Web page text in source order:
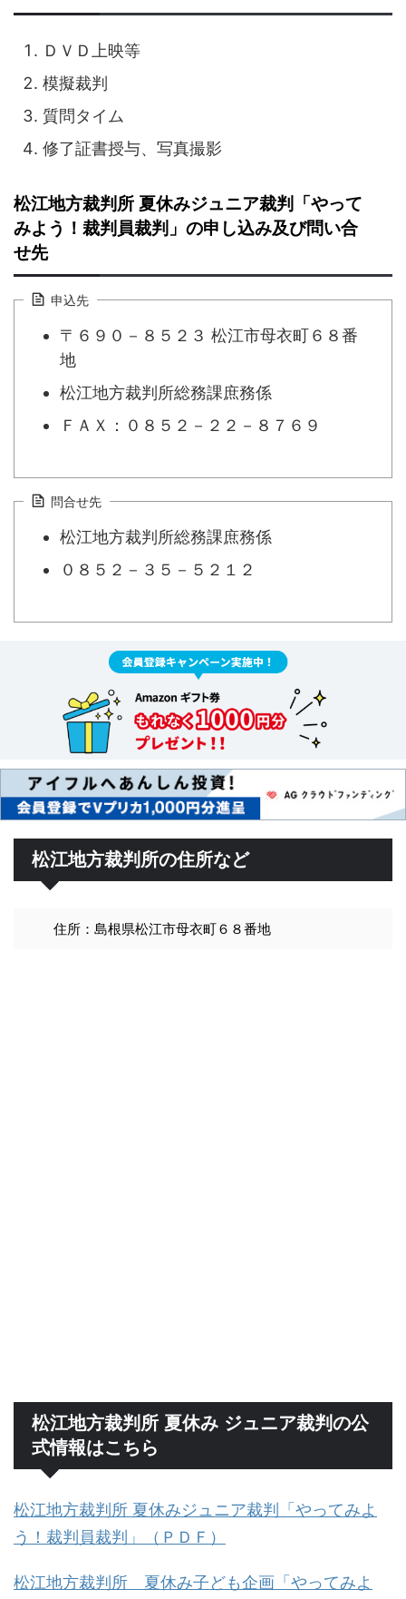
ＤＶＤ上映等
模擬裁判
質問タイム
修了証書授与、写真撮影
松江地方裁判所 夏休みジュニア裁判「やって
みよう！裁判員裁判」の申し込み及び問い合
せ先
申込先
〒６９０－８５２３ 松江市母衣町６８番
地
松江地方裁判所総務課庶務係
ＦＡＸ：０８５２－２２－８７６９
問合せ先
松江地方裁判所総務課庶務係
０８５２－３５－５２１２
松江地方裁判所の住所など
住所：島根県松江市母衣町６８番地
松江地方裁判所 夏休み ジュニア裁判の公
式情報はこちら
松江地方裁判所 夏休みジュニア裁判「やってみよ
う！裁判員裁判」（ＰＤＦ）
松江地方裁判所 夏休み子ども企画「やってみよ